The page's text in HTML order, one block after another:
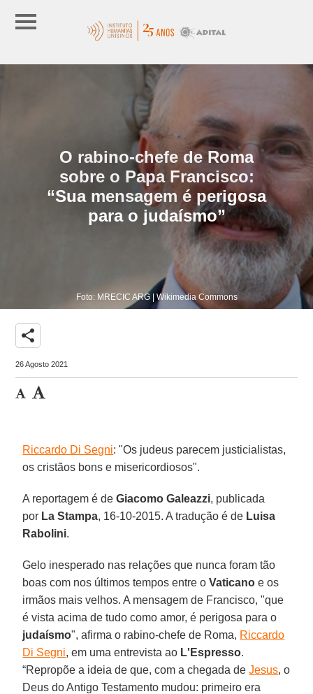
O rabino-chefe de Roma
sobre o Papa Francisco:
“Sua mensagem é perigosa
para o judaísmo”
Foto: MRECIC ARG | Wikimedia Commons
share
26 Agosto 2021
Riccardo Di Segni: "Os judeus parecem justicialistas,
os cristãos bons e misericordiosos".
A reportagem é deGiacomo Galeazzi, publicada
por La Stampa, 16-10-2015. A tradução é de Luisa
Rabolini.
Gelo inesperado nas relações que nunca foram tão
boas com nos últimos tempos entre oVaticano e os
irmãos mais velhos. A mensagem de Francisco, "que
é vista acima de tudo como amor, é perigosa para o
judaísmo", afirma o rabino-chefe de Roma, Riccardo
Di Segni, em uma entrevista ao L'Espresso.
“Repropõe a ideia de que, com a chegada deJesus, o
Deus do Antigo Testamento mudou: primeiro era